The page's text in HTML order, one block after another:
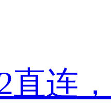
直连